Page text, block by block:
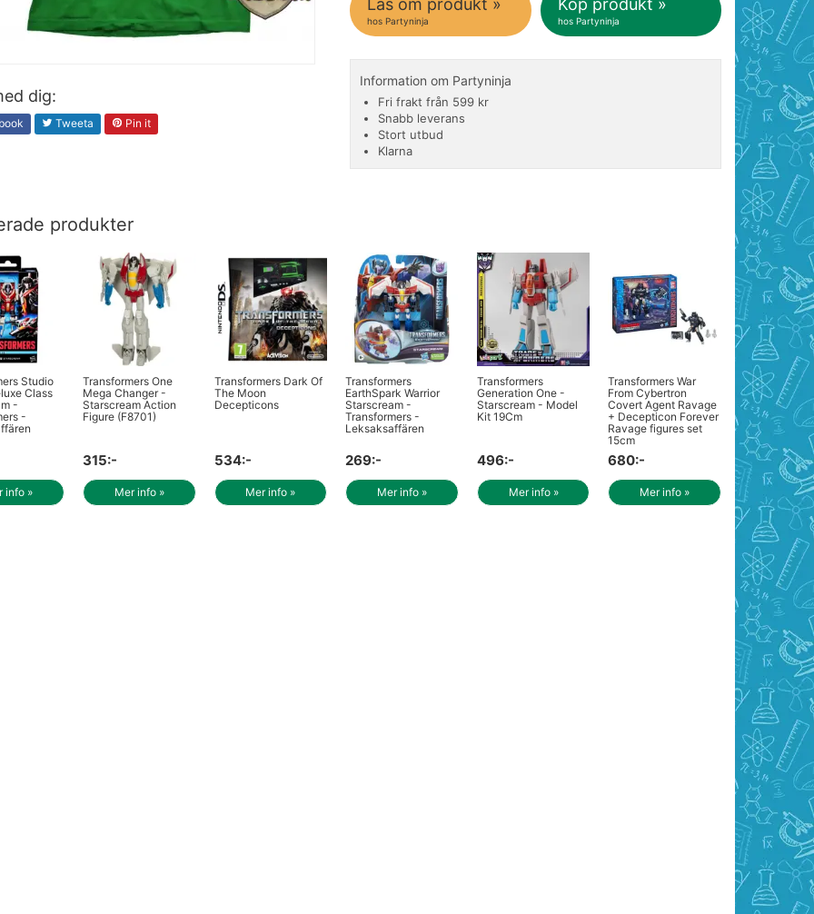
dig:
Tweeta Pin it
Läs om produkt »
hos Partyninja
Köp produkt »
hos Partyninja
Information om Partyninja
Fri frakt från 599 kr
Snabb leverans
Stort utbud
Klarna
produkter
Studio
Class
-
-
info »
Transformers One
Mega Changer -
Starscream Action
Figure (F8701)
315:-
Mer info »
Transformers Dark Of
The Moon
Decepticons
534:-
Mer info »
Transformers
EarthSpark Warrior
Starscream -
Transformers -
Leksaksaffären
269:-
Mer info »
Transformers
Generation One -
Starscream - Model
Kit 19Cm
496:-
Mer info »
Transformers War
From Cybertron
Covert Agent Ravage
+ Decepticon Forever
Ravage figures set
15cm
680:-
Mer info »